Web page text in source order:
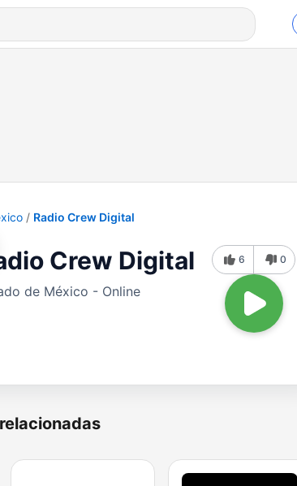
Radio Crew Digital
Crew Digital
de México - Online
6 0